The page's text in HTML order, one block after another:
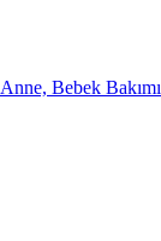
Anne, Bebek Bakımı